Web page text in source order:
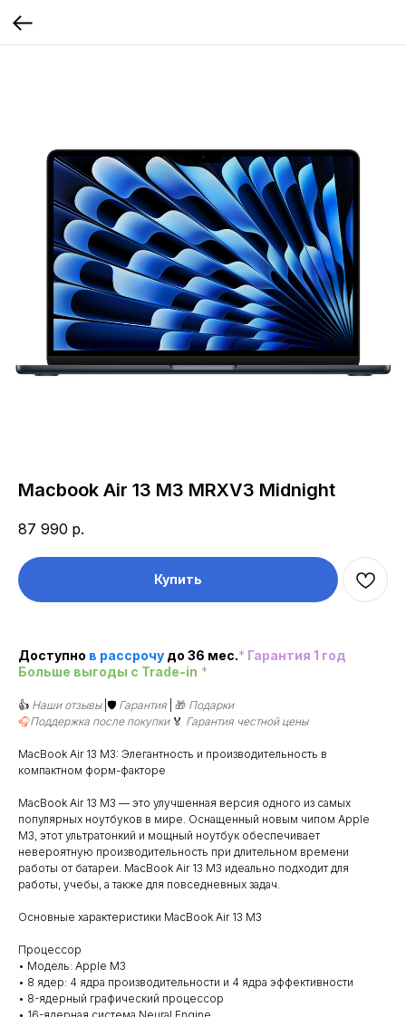
Macbook Air 13 M3 MRXV3 Midnight
87 990 р.
Купить
Доступно в рассрочу до 36 мес.* Гарантия 1 год
Больше выгоды c Trade-in *
👍 Наши отзывы |🛡️ Гарантия 🎁 Подарки
🎧Поддержка после покупки 🏅 Гарантия честной цены
MacBook Air 13 M3: Элегантность и производительность в
компактном форм-факторе
MacBook Air 13 M3 — это улучшенная версия одного из самых
популярных ноутбуков в мире. Оснащенный новым чипом Apple
M3, этот ультратонкий и мощный ноутбук обеспечивает
невероятную производительность при длительном времени
работы от батареи. MacBook Air 13 M3 идеально подходит для
работы, учебы, а также для повседневных задач.
Основные характеристики MacBook Air 13 M3
Процессор
• Модель: Apple M3
• 8 ядер: 4 ядра производительности и 4 ядра эффективности
• 8-ядерный графический процессор